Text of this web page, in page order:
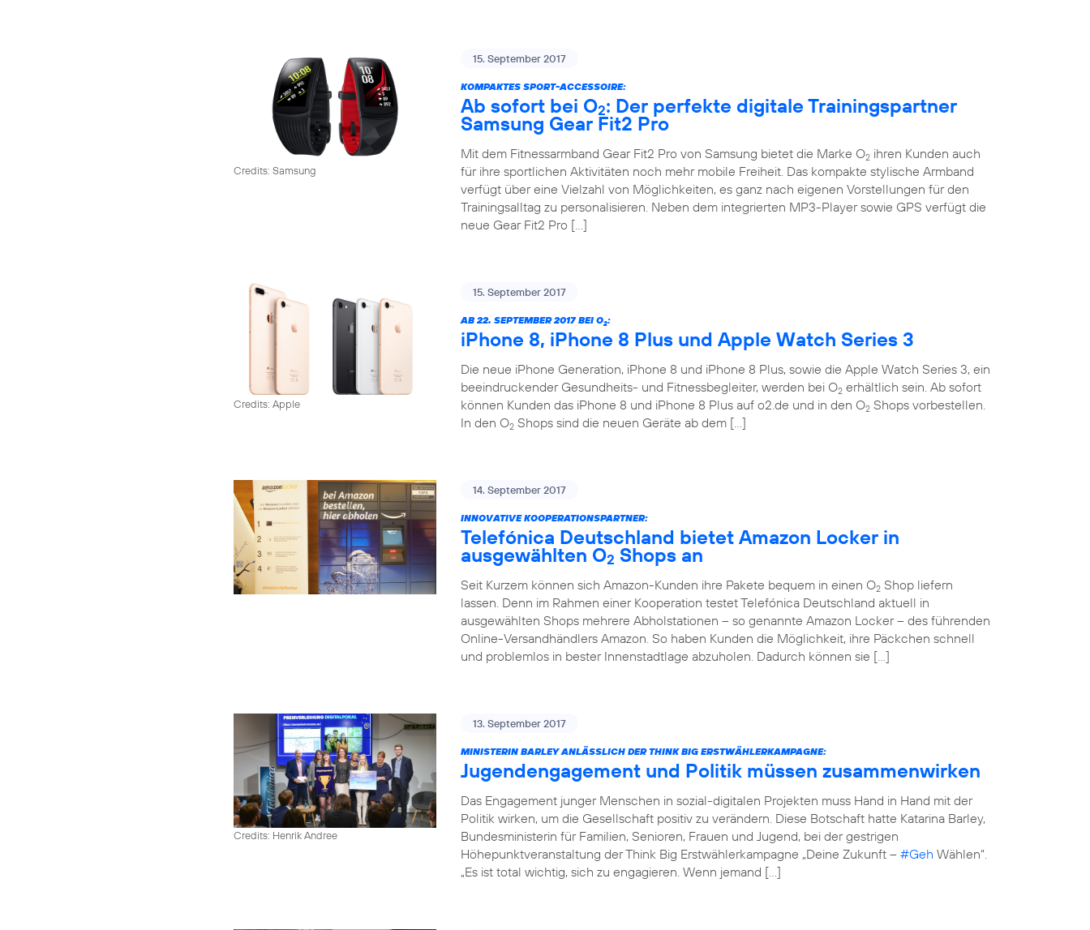
Credits: Samsung
15. September 2017
KOMPAKTES SPORT-ACCESSOIRE:
Ab sofort bei O2: Der perfekte digitale Trainingspartner
Samsung Gear Fit2 Pro
Mit dem Fitnessarmband Gear Fit2 Pro von Samsung bietet die Marke O2 ihren Kunden auch
für ihre sportlichen Aktivitäten noch mehr mobile Freiheit. Das kompakte stylische Armband
verfügt über eine Vielzahl von Möglichkeiten, es ganz nach eigenen Vorstellungen für den
Trainingsalltag zu personalisieren. Neben dem integrierten MP3-Player sowie GPS verfügt die
neue Gear Fit2 Pro […]
Credits: Apple
15. September 2017
AB 22. SEPTEMBER 2017 BEI O2:
iPhone 8, iPhone 8 Plus und Apple Watch Series 3
Die neue iPhone Generation, iPhone 8 und iPhone 8 Plus, sowie die Apple Watch Series 3, ein
beeindruckender Gesundheits- und Fitnessbegleiter, werden bei O2 erhältlich sein. Ab sofort
können Kunden das iPhone 8 und iPhone 8 Plus auf o2.de und in den O2 Shops vorbestellen.
In den O2 Shops sind die neuen Geräte ab dem […]
14. September 2017
INNOVATIVE KOOPERATIONSPARTNER:
Telefónica Deutschland bietet Amazon Locker in
ausgewählten O2 Shops an
Seit Kurzem können sich Amazon-Kunden ihre Pakete bequem in einen O2 Shop liefern
lassen. Denn im Rahmen einer Kooperation testet Telefónica Deutschland aktuell in
ausgewählten Shops mehrere Abholstationen – so genannte Amazon Locker – des führenden
Online-Versandhändlers Amazon. So haben Kunden die Möglichkeit, ihre Päckchen schnell
und problemlos in bester Innenstadtlage abzuholen. Dadurch können sie […]
Credits: Henrik Andree
13. September 2017
MINISTERIN BARLEY ANLÄSSLICH DER THINK BIG ERSTWÄHLERKAMPAGNE:
Jugendengagement und Politik müssen zusammenwirken
Das Engagement junger Menschen in sozial-digitalen Projekten muss Hand in Hand mit der
Politik wirken, um die Gesellschaft positiv zu verändern. Diese Botschaft hatte Katarina Barley,
Bundesministerin für Familien, Senioren, Frauen und Jugend, bei der gestrigen
Höhepunktveranstaltung der Think Big Erstwählerkampagne „Deine Zukunft – #Geh Wählen“.
„Es ist total wichtig, sich zu engagieren. Wenn jemand […]